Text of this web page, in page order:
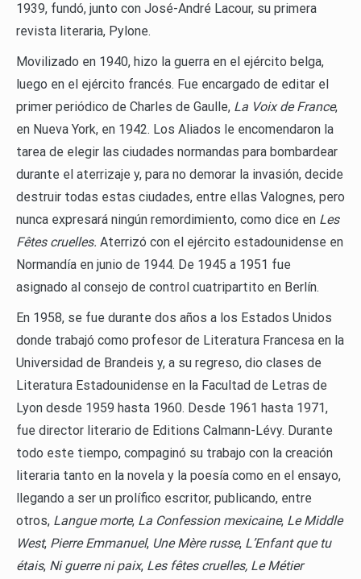
1939, fundó, junto con José-André Lacour, su primera
revista literaria, Pylone.
Movilizado en 1940, hizo la guerra en el ejército belga,
luego en el ejército francés. Fue encargado de editar el
primer periódico de Charles de Gaulle, La Voix de France,
en Nueva York, en 1942. Los Aliados le encomendaron la
tarea de elegir las ciudades normandas para bombardear
durante el aterrizaje y, para no demorar la invasión, decide
destruir todas estas ciudades, entre ellas Valognes, pero
nunca expresará ningún remordimiento, como dice en Les
Fêtes cruelles. Aterrizó con el ejército estadounidense en
Normandía en junio de 1944. De 1945 a 1951 fue
asignado al consejo de control cuatripartito en Berlín.
En 1958, se fue durante dos años a los Estados Unidos
donde trabajó como profesor de Literatura Francesa en la
Universidad de Brandeis y, a su regreso, dio clases de
Literatura Estadounidense en la Facultad de Letras de
Lyon desde 1959 hasta 1960. Desde 1961 hasta 1971,
fue director literario de Editions Calmann-Lévy. Durante
todo este tiempo, compaginó su trabajo con la creación
literaria tanto en la novela y la poesía como en el ensayo,
llegando a ser un prolífico escritor, publicando, entre
otros, Langue morte, La Confession mexicaine, Le Middle
West, Pierre Emmanuel, Une Mère russe, L’Enfant que tu
étais, Ni guerre ni paix, Les fêtes cruelles, Le Métier